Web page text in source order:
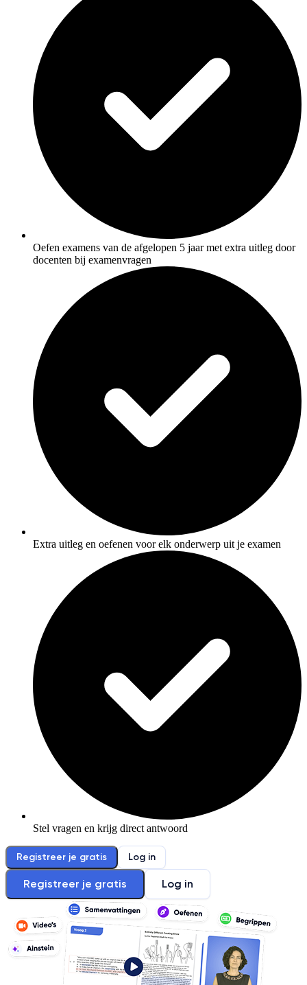
Oefen examens van de afgelopen 5 jaar met extra uitleg door
docenten bij examenvragen
Extra uitleg en oefenen voor elk onderwerp uit je examen
Stel vragen en krijg direct antwoord
Registreer je gratis Log in
Registreer je gratis Log in